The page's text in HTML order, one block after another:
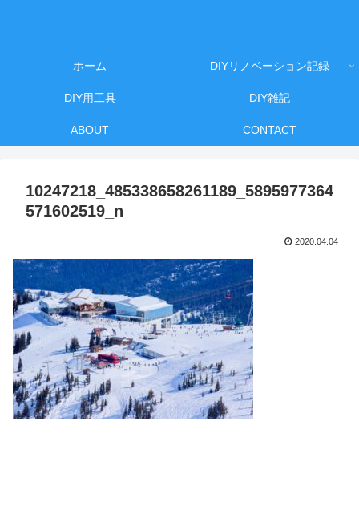
ホーム DIYリノベーション記録
DIY用工具 DIY雑記
ABOUT CONTACT
10247218_485338658261189_5895977364
571602519_n
2020.04.04